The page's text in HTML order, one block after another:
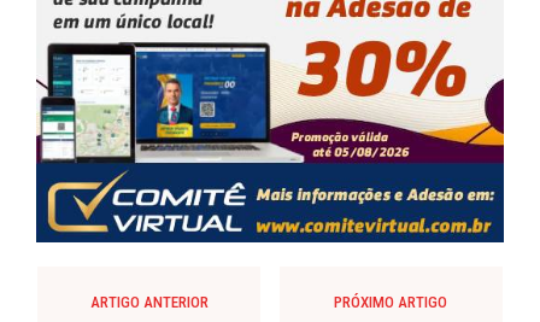
ARTIGO ANTERIOR PRÓXIMO ARTIGO